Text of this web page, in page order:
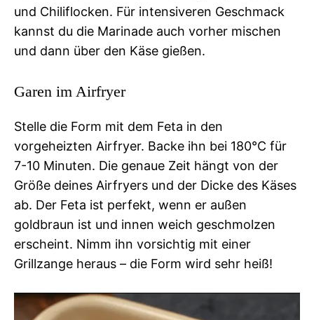
und Chiliflocken. Für intensiveren Geschmack
kannst du die Marinade auch vorher mischen
und dann über den Käse gießen.
Garen im Airfryer
Stelle die Form mit dem Feta in den
vorgeheizten Airfryer. Backe ihn bei 180°C für
7-10 Minuten. Die genaue Zeit hängt von der
Größe deines Airfryers und der Dicke des Käses
ab. Der Feta ist perfekt, wenn er außen
goldbraun ist und innen weich geschmolzen
erscheint. Nimm ihn vorsichtig mit einer
Grillzange heraus – die Form wird sehr heiß!